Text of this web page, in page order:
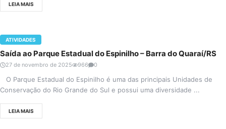
LEIA MAIS
ATIVIDADES
Saída ao Parque Estadual do Espinilho – Barra do Quaraí/RS
27 de novembro de 2025 966 0
O Parque Estadual do Espinilho é uma das principais Unidades de
Conservação do Rio Grande do Sul e possui uma diversidade ...
LEIA MAIS